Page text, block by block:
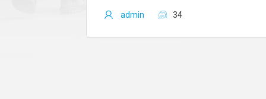
Jigar Va Buyrak
admin 34